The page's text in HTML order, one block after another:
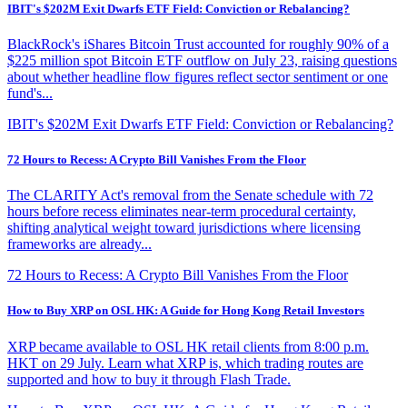
IBIT's $202M Exit Dwarfs ETF Field: Conviction or Rebalancing?
BlackRock's iShares Bitcoin Trust accounted for roughly 90% of a
$225 million spot Bitcoin ETF outflow on July 23, raising questions
about whether headline flow figures reflect sector sentiment or one
fund's...
IBIT's $202M Exit Dwarfs ETF Field: Conviction or Rebalancing?
72 Hours to Recess: A Crypto Bill Vanishes From the Floor
The CLARITY Act's removal from the Senate schedule with 72
hours before recess eliminates near-term procedural certainty,
shifting analytical weight toward jurisdictions where licensing
frameworks are already...
72 Hours to Recess: A Crypto Bill Vanishes From the Floor
How to Buy XRP on OSL HK: A Guide for Hong Kong Retail Investors
XRP became available to OSL HK retail clients from 8:00 p.m.
HKT on 29 July. Learn what XRP is, which trading routes are
supported and how to buy it through Flash Trade.